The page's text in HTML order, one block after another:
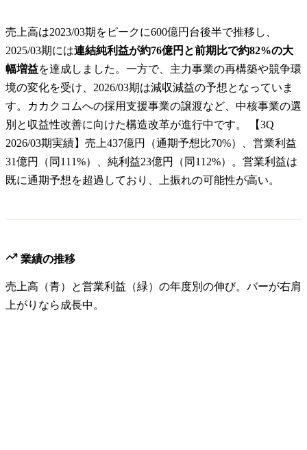
売上高は2023/03期をピークに600億円台後半で推移し、
2025/03期には連結純利益が約76億円と前期比で約82%の大
幅増益を達成しました。一方で、主力事業の再構築や競争環
境の変化を受け、2026/03期は減収減益の予想となっていま
す。カカクコムへの採用支援事業の譲渡など、中核事業の選
別と収益性改善に向けた構造改革が進行中です。 【3Q
2026/03期実績】売上437億円（通期予想比70%）、営業利益
31億円（同111%）、純利益23億円（同112%）。営業利益は
既に通期予想を超過しており、上振れの可能性が高い。
業績の推移
売上高（青）と営業利益（緑）の年度別の伸び。バーが右肩
上がりなら成長中。